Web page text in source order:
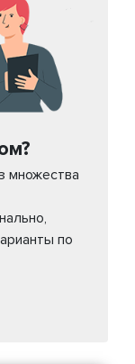
множества
по